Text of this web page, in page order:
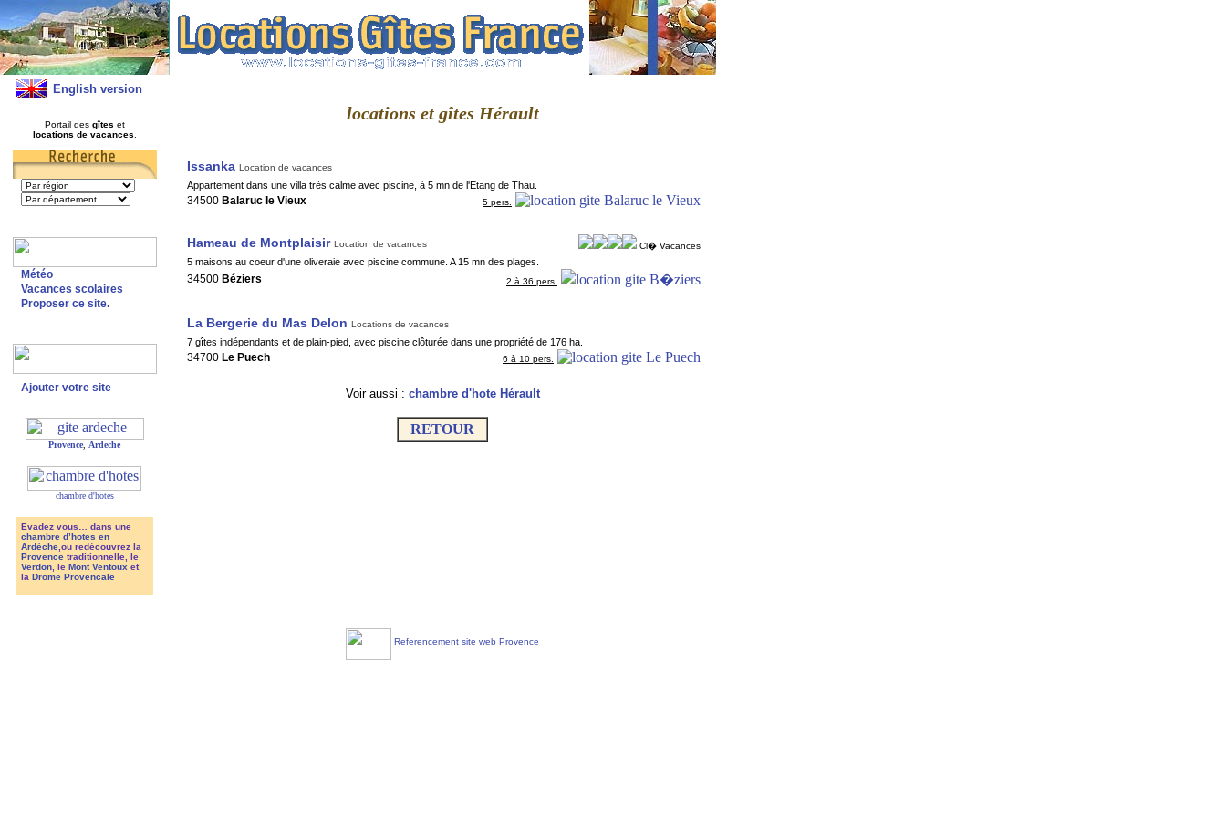
English version
Portail des gîtes et
locations de vacances
Météo
Vacances scolaires
Proposer ce site.
Ajouter votre site
Provence Ardeche
chambre d'hotes
Evadez vous… dans une
chambre d’hotes en
Ardèche,ou redécouvrez la
Provencetraditionnelle, le
Verdon, le Mont Ventoux et
la Drome Provencale
locations et gîtes Hérault
Issanka Location de vacances
Appartement dans une villa très calme avec piscine, à 5 mn de l'Etang de Thau.
34500 Balaruc le Vieux 5 pers.
Hameau de Montplaisir Location de vacances Cl� Vacances
5 maisons au coeur d'une oliveraie avec piscine commune. A 15 mn des plages.
34500 Béziers 2 à 36 pers.
La Bergerie du Mas Delon Locations de vacances
7 gîtes indépendants et de plain-pied, avec piscine clôturée dans une propriété de 176 ha.
34700 Le Puech 6 à 10 pers.
Voir aussi : chambre d'hote Hérault
RETOUR
Referencement site web Provence